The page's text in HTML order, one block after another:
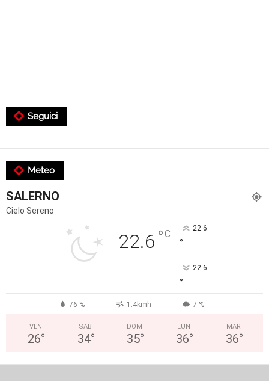
Seguici
Meteo
SALERNO
Cielo Sereno
22.6 °C 22.6
°
22.6
°
76 % 1.4kmh 7 %
VEN
26°
SAB
34°
DOM
35°
LUN
36°
MAR
36°